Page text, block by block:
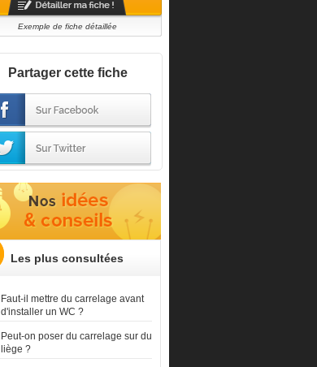
Exemple de fiche détaillée
Partager cette fiche
Les plus consultées
Faut-il mettre du carrelage avant
d'installer un WC ?
Peut-on poser du carrelage sur du
liège ?